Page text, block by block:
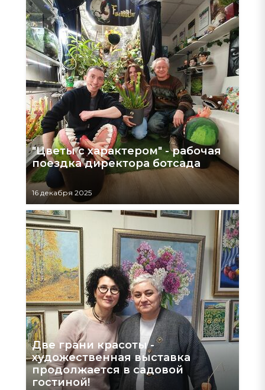
"Цветы с характером" - рабочая
поездка директора ботсада
16 декабря 2025
Две грани красоты -
художественная выставка
продолжается в садовой
гостиной!